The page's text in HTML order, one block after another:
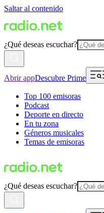
Saltar al contenido
¿Qué deseas escuchar?
Abrir appDescubre Prime
Top 100 emisoras
Podcast
Deporte en directo
En tu zona
Géneros musicales
Temas de emisoras
¿Qué deseas escuchar?